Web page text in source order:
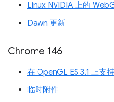
Linux NVIDIA 上的
Dawn 更新
Chrome 146
在 OpenGL ES 3.1 上支
临时附件